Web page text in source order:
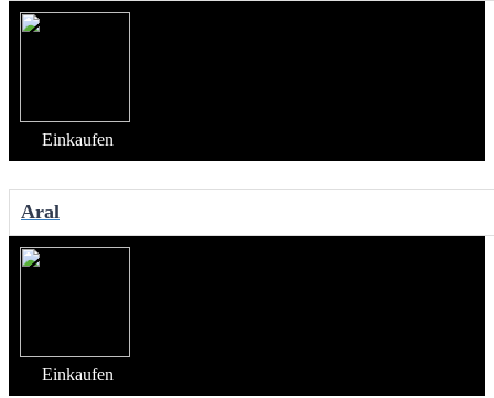
Einkaufen
Aral
Einkaufen